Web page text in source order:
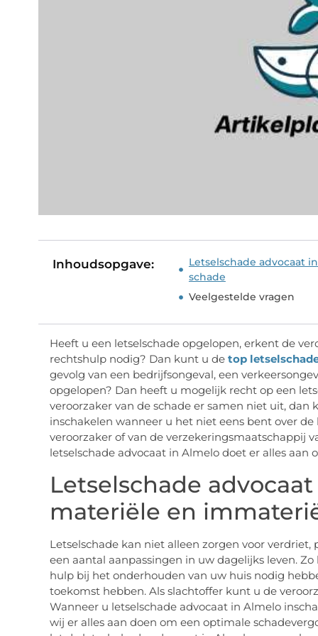
Inhoudsopgave:
Letselschade advocaat
schade
Veelgestelde vragen
Heeft u een letselschade opgelopen, erkent de
rechtshulp nodig? Dan kunt u de top
gevolg van een bedrijfsongeval, een
opgelopen? Dan heeft u mogelijk recht op een
veroorzaker van de schade er samen niet uit, dan
inschakelen wanneer u het niet eens bent over
veroorzaker of van de verzekeringsmaatschappij
letselschade advocaat in Almelo doet er alles
Letselschade
materiële en
Letselschade kan niet alleen zorgen voor
een aantal aanpassingen in uw dagelijks leven.
hulp bij het onderhouden van uw huis nodig
toekomst hebben. Als slachtoffer kunt u de
Wanneer u letselschade advocaat in Almelo
wij er alles aan doen om een optimale